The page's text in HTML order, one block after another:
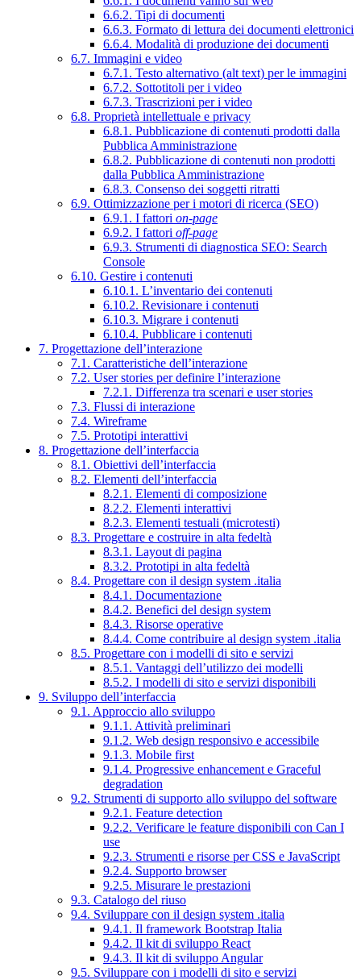
6.6.2. Tipi di documenti
6.6.3. Formato di lettura dei documenti elettronici
6.6.4. Modalità di produzione dei documenti
6.7. Immagini e video
6.7.1. Testo alternativo (alt text) per le immagini
6.7.2. Sottotitoli per i video
6.7.3. Trascrizioni per i video
6.8. Proprietà intellettuale e privacy
6.8.1. Pubblicazione di contenuti prodotti dalla
Pubblica Amministrazione
6.8.2. Pubblicazione di contenuti non prodotti
dalla Pubblica Amministrazione
6.8.3. Consenso dei soggetti ritratti
6.9. Ottimizzazione per i motori di ricerca (SEO)
6.9.1. I fattori on-page
6.9.2. I fattori off-page
6.9.3. Strumenti di diagnostica SEO: Search
Console
6.10. Gestire i contenuti
6.10.1. L’inventario dei contenuti
6.10.2. Revisionare i contenuti
6.10.3. Migrare i contenuti
6.10.4. Pubblicare i contenuti
7. Progettazione dell’interazione
7.1. Caratteristiche dell’interazione
7.2. User stories per definire l’interazione
7.2.1. Differenza tra scenari e user stories
7.3. Flussi di interazione
7.4. Wireframe
7.5. Prototipi interattivi
8. Progettazione dell’interfaccia
8.1. Obiettivi dell’interfaccia
8.2. Elementi dell’interfaccia
8.2.1. Elementi di composizione
8.2.2. Elementi interattivi
8.2.3. Elementi testuali (microtesti)
8.3. Progettare e costruire in alta fedeltà
8.3.1. Layout di pagina
8.3.2. Prototipi in alta fedeltà
8.4. Progettare con il design system .italia
8.4.1. Documentazione
8.4.2. Benefici del design system
8.4.3. Risorse operative
8.4.4. Come contribuire al design system .italia
8.5. Progettare con i modelli di sito e servizi
8.5.1. Vantaggi dell’utilizzo dei modelli
8.5.2. I modelli di sito e servizi disponibili
9. Sviluppo dell’interfaccia
9.1. Approccio allo sviluppo
9.1.1. Attività preliminari
9.1.2. Web design responsivo e accessibile
9.1.3. Mobile first
9.1.4. Progressive enhancement e Graceful
degradation
9.2. Strumenti di supporto allo sviluppo del software
9.2.1. Feature detection
9.2.2. Verificare le feature disponibili con Can I
use
9.2.3. Strumenti e risorse per CSS e JavaScript
9.2.4. Supporto browser
9.2.5. Misurare le prestazioni
9.3. Catalogo del riuso
9.4. Sviluppare con il design system .italia
9.4.1. Il framework Bootstrap Italia
9.4.2. Il kit di sviluppo React
9.4.3. Il kit di sviluppo Angular
9.5. Sviluppare con i modelli di sito e servizi